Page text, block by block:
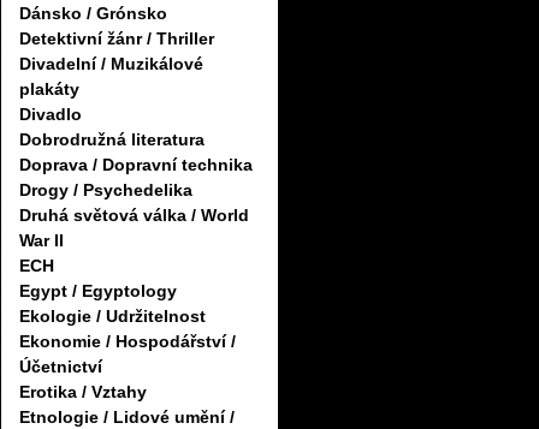
Dánsko / Grónsko
Detektivní žánr / Thriller
Divadelní / Muzikálové
plakáty
Divadlo
Dobrodružná literatura
Doprava / Dopravní technika
Drogy / Psychedelika
Druhá světová válka / World
War II
ECH
Egypt / Egyptology
Ekologie / Udržitelnost
Ekonomie / Hospodářství /
Účetnictví
Erotika / Vztahy
Etnologie / Lidové umění /